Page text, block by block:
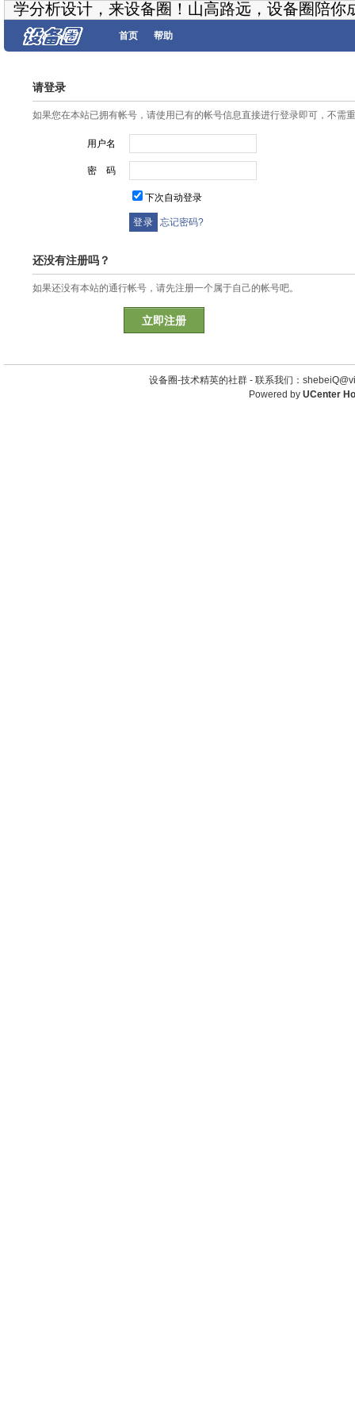
学分析设计，来设备圈！山高路远，设备圈陪你
首页 帮助
请登录
如果您在本站已拥有帐号，请使用已有的帐号信息直接进行登录即可，不需
用户名
密 码
下次自动登录
忘记密码?
还没有注册吗？
如果还没有本站的通行帐号，请先注册一个属于自己的帐号吧。
立即注册
设备圈-技术精英的社群 - 联系我们：
Powered by UCenter